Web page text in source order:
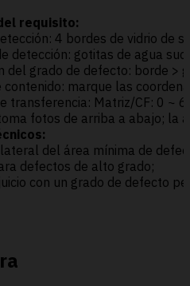
requisito:
4 bordes de vidrio de
detección: gotitas de agua
del grado de defecto: borde >
contenido: marque las
transferencia: Matriz/CF: 0 ~
fotos de arriba a abajo; la
del área mínima de
defectos de alto grado;
con un grado de defecto